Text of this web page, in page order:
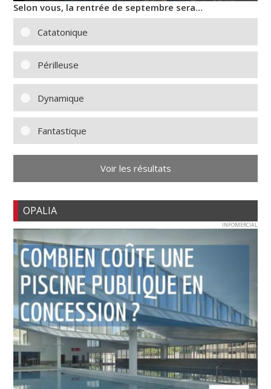
Selon vous, la rentrée de septembre sera…
Catatonique
Périlleuse
Dynamique
Fantastique
Voir les résultats
OPALIA
INFOMERCIAL